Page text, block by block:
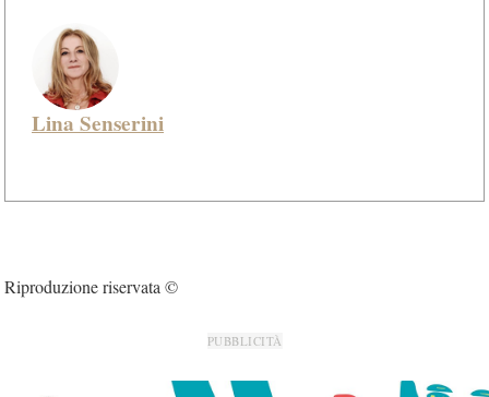
Lina Senserini
Riproduzione riservata ©
PUBBLICITÀ